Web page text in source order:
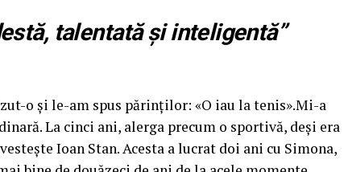
talentată şi inteligentă”
o şi le-am spus părinţilor: «O iau la tenis».Mi-a
La cinci ani, alerga precum o sportivă, deşi era
Ioan Stan. Acesta a lucrat doi ani cu Simona,